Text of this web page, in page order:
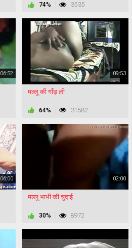
74% 3535
06:52 09:53
मल्लू की गाँड़ ली
64% 31582
06:00 02:00
मल्लू भाभी की चुदाई
30% 8972